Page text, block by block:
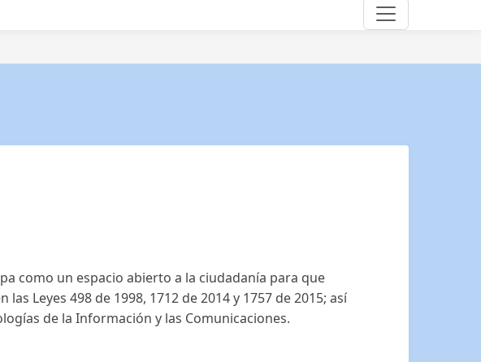
como un espacio abierto a la ciudadanía para que
Leyes 498 de 1998, 1712 de 2014 y 1757 de 2015; así
de la Información y las Comunicaciones.